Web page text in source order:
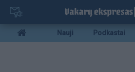
Pereiti
pagrindinį
turinį
Mobile
menu
Nauji Podkastai